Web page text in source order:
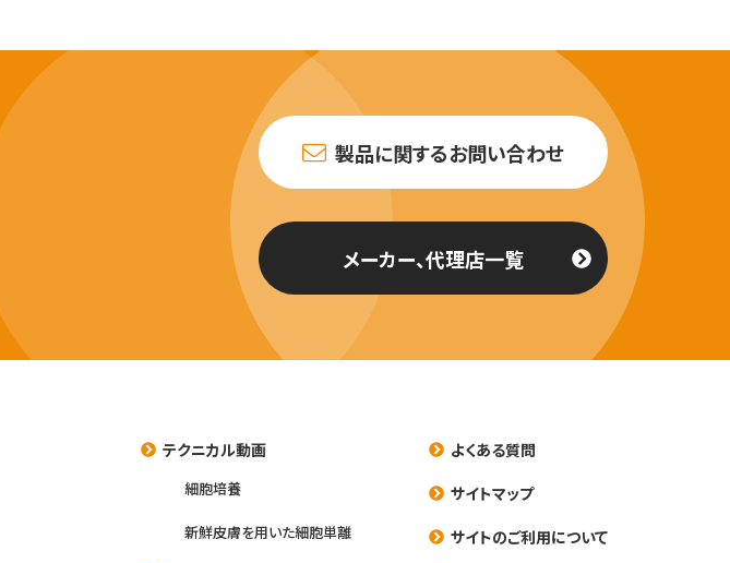
製品に関するお問い合わせ
メーカー、代理店一覧
テクニカル動画
細胞培養
新鮮皮膚を用いた細胞単離
よくある質問
サイトマップ
サイトのご利用について